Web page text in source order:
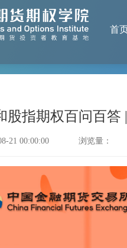
首
股指期权百问百答
21 00:00:00 浏览量：